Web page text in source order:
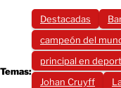
Temas:
Destacadas
campeón del
principal en
Johan Cruyff